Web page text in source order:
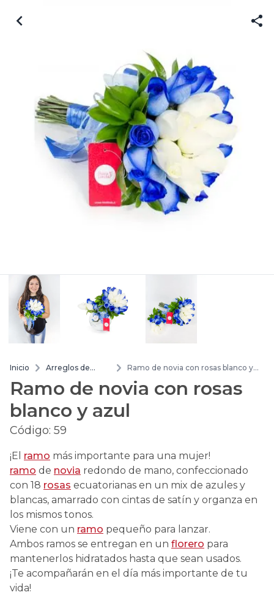
Inicio
Arreglos de
Ramo de novia con rosas blanco y
Ramo de novia con rosas
blanco y azul
Código: 59
¡El ramo más importante para una mujer!
ramo de novia redondo de mano, confeccionado
con 18 rosas ecuatorianas en un mix de azules y
blancas, amarrado con cintas de satín y organza en
los mismos tonos.
Viene con un ramo pequeño para lanzar.
Ambos ramos se entregan en un florero para
mantenerlos hidratados hasta que sean usados.
¡Te acompañarán en el día más importante de tu
vida!